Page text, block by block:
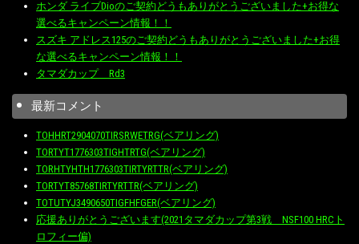
ホンダ ライブDioのご契約どうもありがとうございました+お得な
選べるキャンペーン情報！！
スズキ アドレス125のご契約どうもありがとうございました+お得
な選べるキャンペーン情報！！
タマダカップ Rd3
最新コメント
TOHHRT2904070TIRSRWETRG(ベアリング)
TORTYT1776303TIGHTRTG(ベアリング)
TORHTYHTH1776303TIRTYRTTR(ベアリング)
TORTYT85768TIRTYRTTR(ベアリング)
TOTUTYJ3490650TIGFHFGER(ベアリング)
応援ありがとうございます(2021タマダカップ第3戦 NSF100 HRCト
ロフィー偏)